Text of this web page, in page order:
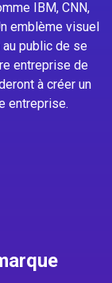
IBM, CNN,
emblème visuel
public de se
entreprise de
à créer un
entreprise.